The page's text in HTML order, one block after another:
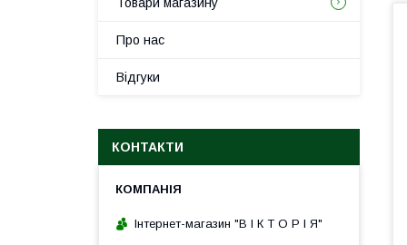
Про нас
Відгуки
КОНТАКТИ
Інтернет-магазин "В І К Т О Р І Я"